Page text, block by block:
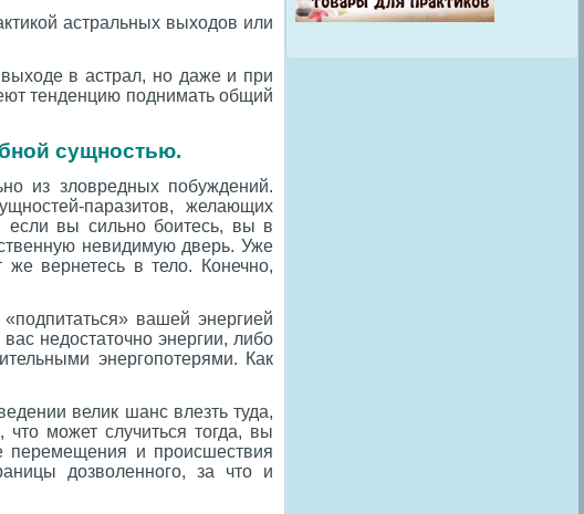
астральных выходов или
в астрал, но даже и при
тенденцию поднимать общий
сущностью.
из зловредных побуждений.
паразитов, желающих
если вы сильно боитесь, вы в
невидимую дверь. Уже
вернетесь в тело. Конечно,
вашей энергией
недостаточно энергии, либо
энергопотерями. Как
велик шанс влезть туда,
может случиться тогда, вы
перемещения и происшествия
дозволенного, за что и